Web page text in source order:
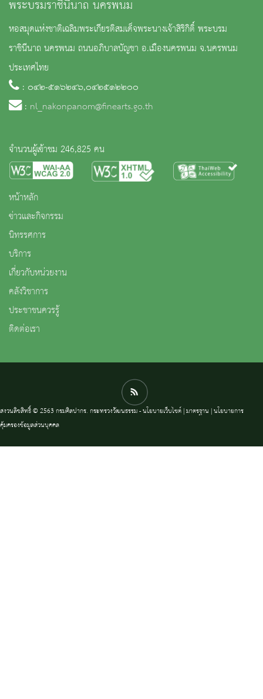
พระบรมราชินีนาถ นครพนม
หอสมุดแห่งชาติเฉลิมพระเกียรติสมเด็จพระนางเจ้าสิริกิติ์ พระบรม
ราชินีนาถ นครพนม ถนนอภิบาลบัญชา อ.เมืองนครพนม จ.นครพนม
ประเทศไทย
: ๐๔๒-๕๑๖๒๔๖,๐๔๒๕๑๒๒๐๐
: nl_nakonpanom@finearts.go.th
จำนวนผู้เข้าชม 246,825 คน
หน้าหลัก
ข่าวและกิจกรรม
นิทรรศการ
บริการ
เกี่ยวกับหน่วยงาน
คลังวิชาการ
ประชาชนควรรู้
ติดต่อเรา
สงวนลิขสิทธิ์ © 2563 กรมศิลปากร. กระทรวงวัฒนธรรม -นโยบายเว็บไซต์|มาตรฐาน |นโยบายการ
คุ้มครองข้อมูลส่วนบุคคล